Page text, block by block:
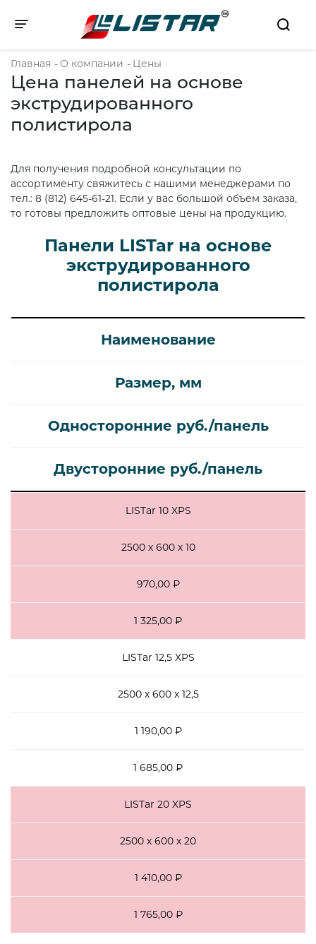
Toggle navigation
Главная - О компании - Цены
Цена панелей на основе
экструдированного
полистирола
Для получения подробной консультации по
ассортименту свяжитесь с нашими менеджерами по
тел.: 8 (812) 645-61-21. Если у вас большой объем заказа,
то готовы предложить оптовые цены на продукцию.
Панели LISTar на основе
экструдированного
полистирола
Наименование
Размер, мм
Односторонние руб./панель
Двусторонние руб./панель
LISTar 10 XPS
2500 х 600 х 10
970,00 ₽
1 325,00 ₽
LISTar 12,5 XPS
2500 х 600 х 12,5
1 190,00 ₽
1 685,00 ₽
LISTar 20 XPS
2500 х 600 х 20
1 410,00 ₽
1 765,00 ₽